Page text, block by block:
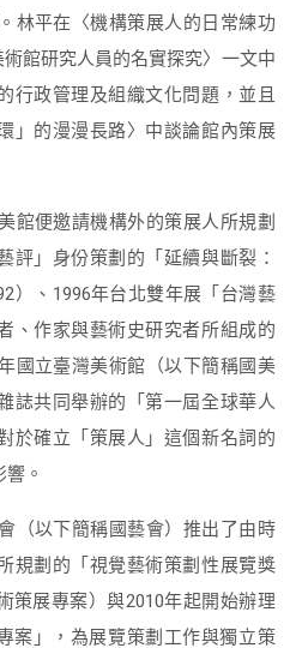
林平在〈機構策展人的日常練功
館研究人員的名實探究〉一文中
行政管理及組織文化問題，並且
」的漫漫長路〉中談論館內策展
便邀請機構外的策展人所規劃
評」身份策劃的「延續與斷裂：
）、1996年台北雙年展「台灣藝
、作家與藝術史研究者所組成的
國立臺灣美術館（以下簡稱國美
誌共同舉辦的「第一屆全球華人
於確立「策展人」這個新名詞的
。
（以下簡稱國藝會）推出了由時
規劃的「視覺藝術策劃性展覽獎
策展專案）與2010年起開始辦理
案」，為展覽策劃工作與獨立策